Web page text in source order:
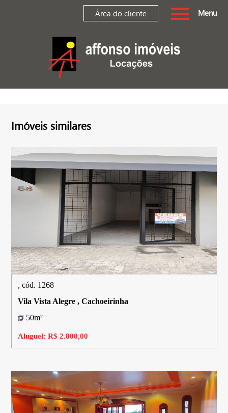
Menu
Área do cliente
Imóveis similares
, cód. 1268
Vila Vista Alegre , Cachoeirinha
50m²
Aluguel: R$ 2.800,00